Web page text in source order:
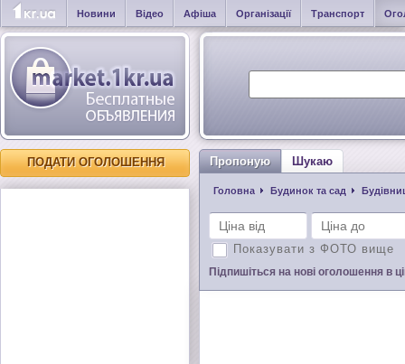
Новини Відео Афіша Організації Транспорт
ПОДАТИ ОГОЛОШЕННЯ Пропоную Шукаю
Головна Будинок та сад
Показувати з ФОТО вище
Підпишіться на нові оголошення в